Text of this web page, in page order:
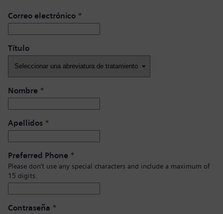
Correo electrónico *
Título ​
Nombre *
Apellidos *
Preferred Phone *
Please don’t use any special characters and include a maximum of
15 digits.
Contraseña *